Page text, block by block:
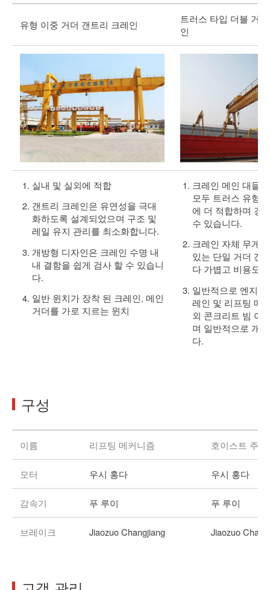
유형 이중 거더 갠트리 크레인
트러스 타입 더블 거
인
실내 및 실외에 적합
갠트리 크레인은 유연성을 극대
화하도록 설계되었으며 구조 및
레일 유지 관리를 최소화합니다.
개방형 디자인은 크레인 수명 내
내 결함을 쉽게 검사 할 수 있습니
다.
일반 윈치가 장착 된 크레인, 메인
거더를 가로 지르는 윈치
크레인 메인 대들
모두 트러스 유형
에 더 적합하며 강
수 있습니다.
크레인 자체 무게
있는 단일 거더 갠
다 가볍고 비용도
일반적으로 엔지
레인 및 리프팅 메
외 콘크리트 빔 야
며 일반적으로 개
다.
구성
이름 리프팅 메커니즘 호이스트 주
모터 우시 홍다 우시 홍다
감속기 푸 루이 푸 루이
브레이크 Jiaozuo Changjiang Jiaozuo